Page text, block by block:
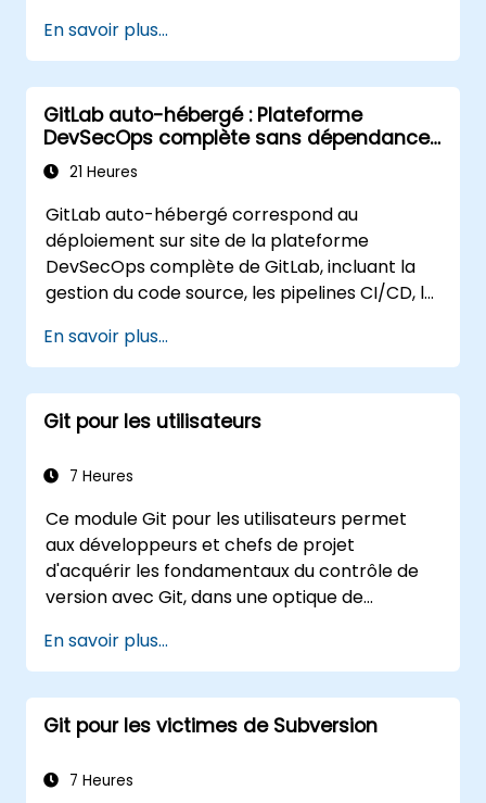
En savoir plus...
GitLab auto-hébergé : Plateforme
DevSecOps complète sans dépendance
au SaaS
21 Heures
GitLab auto-hébergé correspond au
déploiement sur site de la plateforme
DevSecOps complète de GitLab, incluant la
gestion du code source, les pipelines CI/CD, le
et la surveillance. Il s'agit de la référence
idéale pour les organisations souhaitant
bénéficier de l'intégralité des fonctionnalités
de GitLab sans dépendre d'une solution SaaS
En savoir plus...
Git pour les utilisateurs
7 Heures
Ce module Git pour les utilisateurs permet
aux développeurs et chefs de projet
d'acquérir les fondamentaux du contrôle de
version avec Git, dans une optique de
principes essentiels du modèle de données de
Git, les types d'objets, les stratégies de
branchement et les flux de fusion. Il passe en
revue des méthodes éprouvées pour
différences (diff), les opérations de stash, les
En savoir plus...
Git pour les victimes de Subversion
7 Heures